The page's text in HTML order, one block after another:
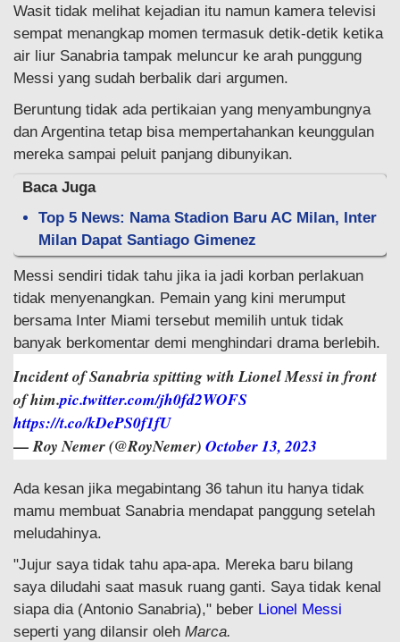
Wasit tidak melihat kejadian itu namun kamera televisi
sempat menangkap momen termasuk detik-detik ketika
air liur Sanabria tampak meluncur ke arah punggung
Messi yang sudah berbalik dari argumen.
Beruntung tidak ada pertikaian yang menyambungnya
dan Argentina tetap bisa mempertahankan keunggulan
mereka sampai peluit panjang dibunyikan.
Baca Juga
Top 5 News: Nama Stadion Baru AC Milan, Inter
Milan Dapat Santiago Gimenez
Messi sendiri tidak tahu jika ia jadi korban perlakuan
tidak menyenangkan. Pemain yang kini merumput
bersama Inter Miami tersebut memilih untuk tidak
banyak berkomentar demi menghindari drama berlebih.
Incident of Sanabria spitting with Lionel Messi in front
of him.pic.twitter.com/jh0fd2WOFS
https://t.co/kDePS0f1fU
— Roy Nemer (@RoyNemer) October 13, 2023
Ada kesan jika megabintang 36 tahun itu hanya tidak
mamu membuat Sanabria mendapat panggung setelah
meludahinya.
"Jujur saya tidak tahu apa-apa. Mereka baru bilang
saya diludahi saat masuk ruang ganti. Saya tidak kenal
siapa dia (Antonio Sanabria)," beber Lionel Messi
seperti yang dilansir oleh Marca.